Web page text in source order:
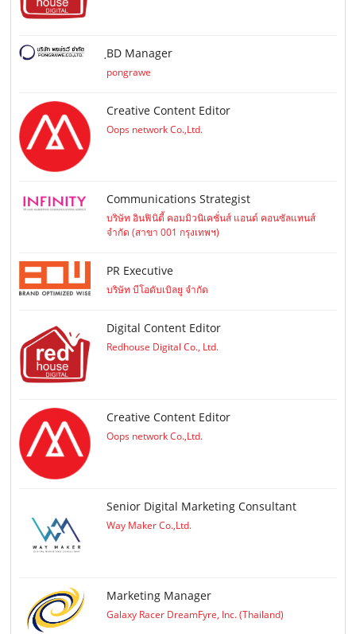
ฺBD Manager
pongrawe
Creative Content Editor
Oops network Co.,Ltd.
Communications Strategist
บริษัท อินฟินิตี้ คอมมิวนิเคชั่นส์ แอนด์ คอนซัลแทนส์
จำกัด (สาขา 001 กรุงเทพฯ)
PR Executive
บริษัท บีโอดับเบิลยู จำกัด
Digital Content Editor
Redhouse Digital Co., Ltd.
Creative Content Editor
Oops network Co.,Ltd.
Senior Digital Marketing Consultant
Way Maker Co.,Ltd.
Marketing Manager
Galaxy Racer DreamFyre, Inc. (Thailand)